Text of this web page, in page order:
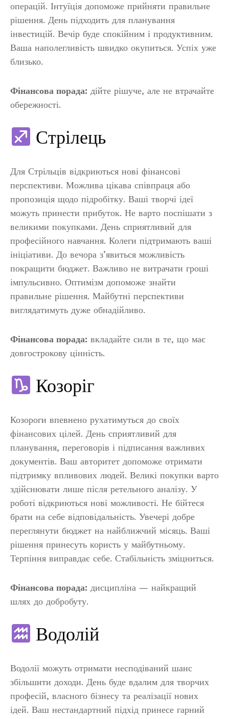
операцій. Інтуїція допоможе прийняти правильне
рішення. День підходить для планування
інвестицій. Вечір буде спокійним і продуктивним.
Ваша наполегливість швидко окупиться. Успіх уже
близько.
Фінансова порада: дійте рішуче, але не втрачайте
обережності.
Стрілець
Для Стрільців відкриються нові фінансові
перспективи. Можлива цікава співпраця або
пропозиція щодо підробітку. Ваші творчі ідеї
можуть принести прибуток. Не варто поспішати з
великими покупками. День сприятливий для
професійного навчання. Колеги підтримають ваші
ініціативи. До вечора з’явиться можливість
покращити бюджет. Важливо не витрачати гроші
імпульсивно. Оптимізм допоможе знайти
правильне рішення. Майбутні перспективи
виглядатимуть дуже обнадійливо.
Фінансова порада: вкладайте сили в те, що має
довгострокову цінність.
Козоріг
Козороги впевнено рухатимуться до своїх
фінансових цілей. День сприятливий для
планування, переговорів і підписання важливих
документів. Ваш авторитет допоможе отримати
підтримку впливових людей. Великі покупки варто
здійснювати лише після ретельного аналізу. У
роботі відкриються нові можливості. Не бійтеся
брати на себе відповідальність. Увечері добре
переглянути бюджет на найближчий місяць. Ваші
рішення принесуть користь у майбутньому.
Терпіння виправдає себе. Стабільність зміцниться.
Фінансова порада: дисципліна — найкращий
шлях до добробуту.
Водолій
Водолії можуть отримати несподіваний шанс
збільшити доходи. День буде вдалим для творчих
професій, власного бізнесу та реалізації нових
ідей. Ваш нестандартний підхід принесе гарний